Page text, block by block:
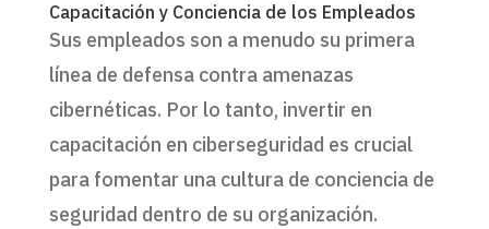
Capacitación y Conciencia de los Empleados
Sus empleados son a menudo su primera
línea de defensa contra amenazas
cibernéticas. Por lo tanto, invertir en
capacitación en ciberseguridad es crucial
para fomentar una cultura de conciencia de
seguridad dentro de su organización.